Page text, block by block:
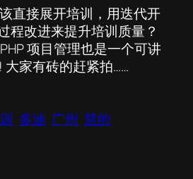
直接展开培训，用迭代开
程改进来提升培训质量？
项目管理也是一个可讲
家有砖的赶紧拍……
多迪 广州 慧的